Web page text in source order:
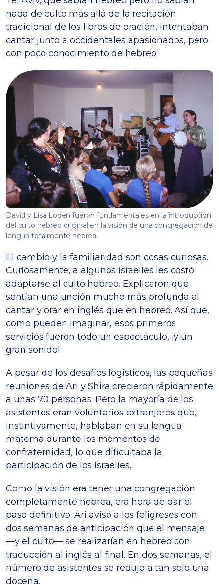
nada de culto más allá de la recitación
tradicional de los libros de oración, intentaban
cantar junto a occidentales apasionados, pero
con poco conocimiento de hebreo.
David y Lisa Loden fueron fundamentales en la introducción
del culto hebreo original en la visión de una congregación de
lengua totalmente hebrea.
El cambio y la familiaridad son cosas curiosas.
Curiosamente, a algunos israelíes les costó
adaptarse al culto hebreo. Explicaron que
sentían una unción mucho más profunda al
cantar y orar en inglés que en hebreo. Así que,
como pueden imaginar, esos primeros
servicios fueron todo un espectáculo, ¡y un
gran sonido!
A pesar de los desafíos logísticos, las pequeñas
reuniones de Ari y Shira crecieron rápidamente
a unas 70 personas. Pero la mayoría de los
asistentes eran voluntarios extranjeros que,
instintivamente, hablaban en su lengua
materna durante los momentos de
confraternidad, lo que dificultaba la
participación de los israelíes.
Como la visión era tener una congregación
completamente hebrea, era hora de dar el
paso definitivo. Ari avisó a los feligreses con
dos semanas de anticipación que el mensaje
—y el culto— se realizarían en hebreo con
traducción al inglés al final. En dos semanas, el
número de asistentes se redujo a tan solo una
docena.